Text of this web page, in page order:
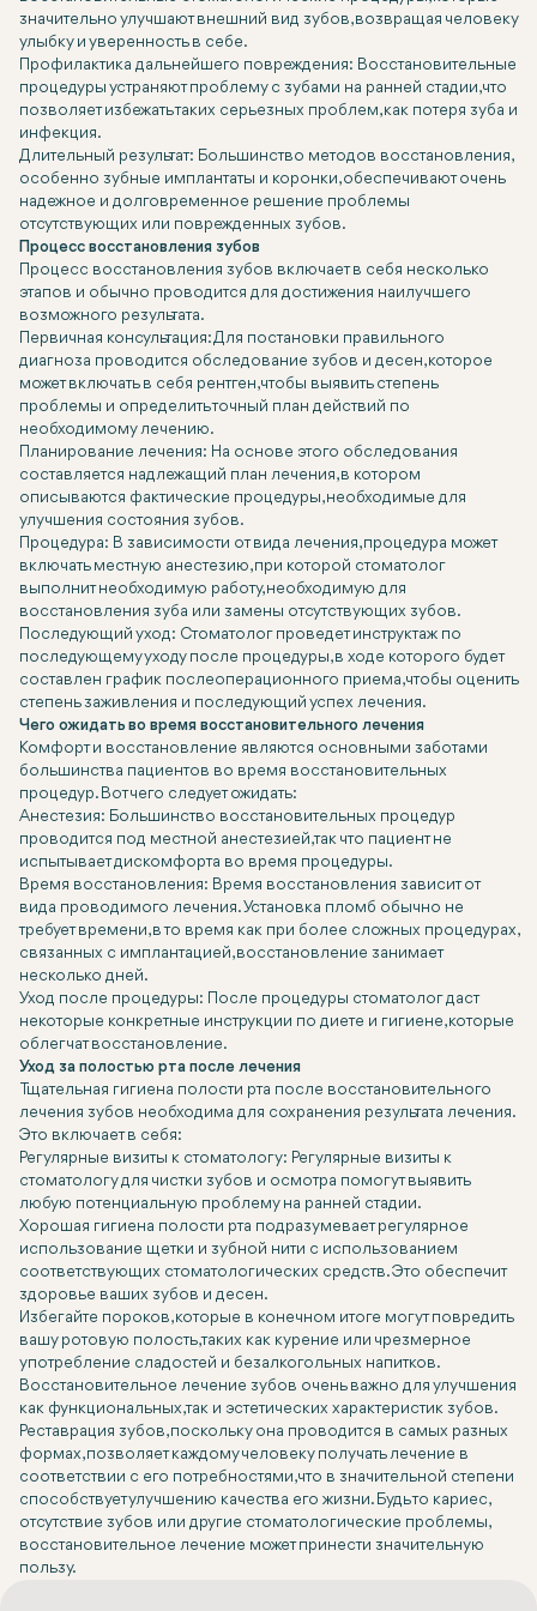
значительно улучшают внешний вид зубов, возвращая человеку
улыбку и уверенность в себе.
Профилактика дальнейшего повреждения: Восстановительные
процедуры устраняют проблему с зубами на ранней стадии, что
позволяет избежать таких серьезных проблем, как потеря зуба и
инфекция.
Длительный результат: Большинство методов восстановления,
особенно зубные имплантаты и коронки, обеспечивают очень
надежное и долговременное решение проблемы
отсутствующих или поврежденных зубов.
Процесс восстановления зубов
Процесс восстановления зубов включает в себя несколько
этапов и обычно проводится для достижения наилучшего
возможного результата.
Первичная консультация: Для постановки правильного
диагноза проводится обследование зубов и десен, которое
может включать в себя рентген, чтобы выявить степень
проблемы и определить точный план действий по
необходимому лечению.
Планирование лечения: На основе этого обследования
составляется надлежащий план лечения, в котором
описываются фактические процедуры, необходимые для
улучшения состояния зубов.
Процедура: В зависимости от вида лечения, процедура может
включать местную анестезию, при которой стоматолог
выполнит необходимую работу, необходимую для
восстановления зуба или замены отсутствующих зубов.
Последующий уход: Стоматолог проведет инструктаж по
последующему уходу после процедуры, в ходе которого будет
составлен график послеоперационного приема, чтобы оценить
степень заживления и последующий успех лечения.
Чего ожидать во время восстановительного лечения
Комфорт и восстановление являются основными заботами
большинства пациентов во время восстановительных
процедур. Вот чего следует ожидать:
Анестезия: Большинство восстановительных процедур
проводится под местной анестезией, так что пациент не
испытывает дискомфорта во время процедуры.
Время восстановления: Время восстановления зависит от
вида проводимого лечения. Установка пломб обычно не
требует времени, в то время как при более сложных процедурах,
связанных с имплантацией, восстановление занимает
несколько дней.
Уход после процедуры: После процедуры стоматолог даст
некоторые конкретные инструкции по диете и гигиене, которые
облегчат восстановление.
Уход за полостью рта после лечения
Тщательная гигиена полости рта после восстановительного
лечения зубов необходима для сохранения результата лечения.
Это включает в себя:
Регулярные визиты к стоматологу: Регулярные визиты к
стоматологу для чистки зубов и осмотра помогут выявить
любую потенциальную проблему на ранней стадии.
Хорошая гигиена полости рта подразумевает регулярное
использование щетки и зубной нити с использованием
соответствующих стоматологических средств. Это обеспечит
здоровье ваших зубов и десен.
Избегайте пороков, которые в конечном итоге могут повредить
вашу ротовую полость, таких как курение или чрезмерное
употребление сладостей и безалкогольных напитков.
Восстановительное лечение зубов очень важно для улучшения
как функциональных, так и эстетических характеристик зубов.
Реставрация зубов, поскольку она проводится в самых разных
формах, позволяет каждому человеку получать лечение в
соответствии с его потребностями, что в значительной степени
способствует улучшению качества его жизни. Будь то кариес,
отсутствие зубов или другие стоматологические проблемы,
восстановительное лечение может принести значительную
пользу.